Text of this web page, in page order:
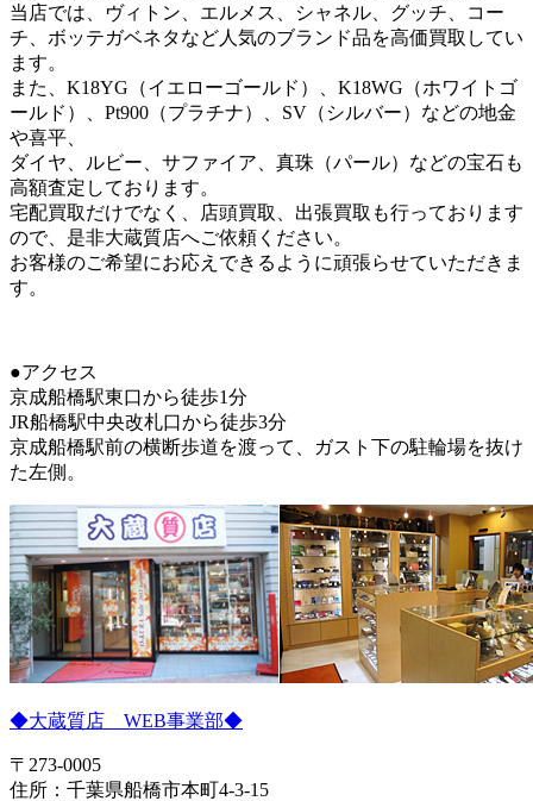
当店では、ヴィトン、エルメス、シャネル、グッチ、コー
チ、ボッテガベネタなど人気のブランド品を高価買取してい
ます。
また、K18YG（イエローゴールド）、K18WG（ホワイトゴ
ールド）、Pt900（プラチナ）、SV（シルバー）などの地金
や喜平、
ダイヤ、ルビー、サファイア、真珠（パール）などの宝石も
高額査定しております。
宅配買取だけでなく、店頭買取、出張買取も行っております
ので、是非大蔵質店へご依頼ください。
お客様のご希望にお応えできるように頑張らせていただきま
す。
●アクセス
京成船橋駅東口から徒歩1分
JR船橋駅中央改札口から徒歩3分
京成船橋駅前の横断歩道を渡って、ガスト下の駐輪場を抜け
た左側。
◆大蔵質店 WEB事業部◆
〒273-0005
住所：千葉県船橋市本町4-3-15